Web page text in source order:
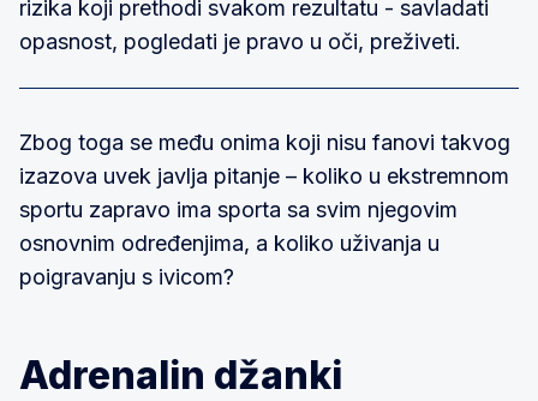
rizika koji prethodi svakom rezultatu - savladati
opasnost, pogledati je pravo u oči, preživeti.
Zbog toga se među onima koji nisu fanovi takvog
izazova uvek javlja pitanje – koliko u ekstremnom
sportu zapravo ima sporta sa svim njegovim
osnovnim određenjima, a koliko uživanja u
poigravanju s ivicom?
Adrenalin džanki